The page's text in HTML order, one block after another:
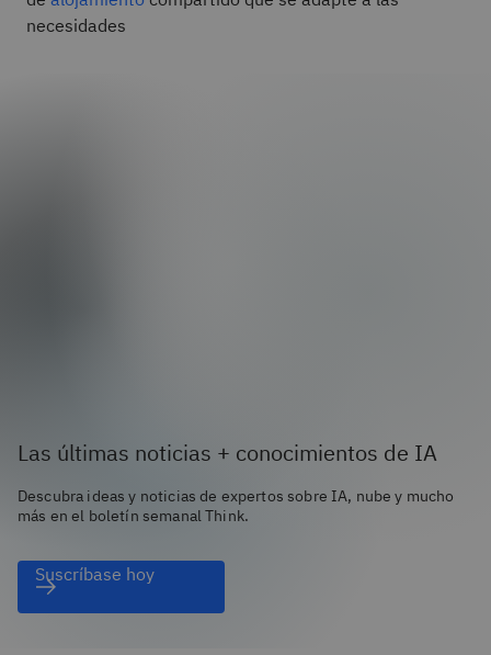
necesidades
Las últimas noticias + conocimientos de IA
Descubra ideas y noticias de expertos sobre IA, nube y mucho
más en el boletín semanal Think.
Suscríbase hoy